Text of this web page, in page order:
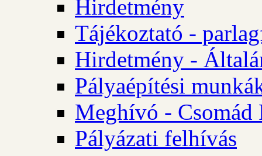
Hirdetmény
Tájékoztató -
Hirdetmény -
Pályaépítési
Meghívó - Csomád
Pályázati felhívás